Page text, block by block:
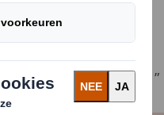
nieuw papier
verpakkingen
waardoor ze als
nieuwe producten. ”